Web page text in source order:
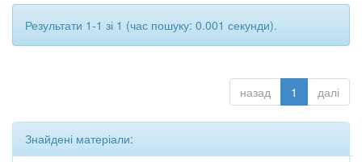
Результати 1-1 зі 1 (час пошуку: 0.001 секунди).
назад 1 далі
Знайдені матеріали: